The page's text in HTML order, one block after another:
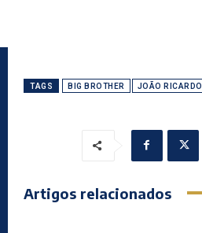
TAGS BIG BROTHER JOÃO RICARDO
Artigos relacionados